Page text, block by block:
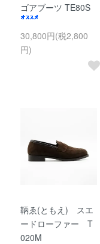
ゴアブーツ TE80S
30,800円(税2,800
円)
鞆ゑ(ともえ) スエ
ードローファー T
020M